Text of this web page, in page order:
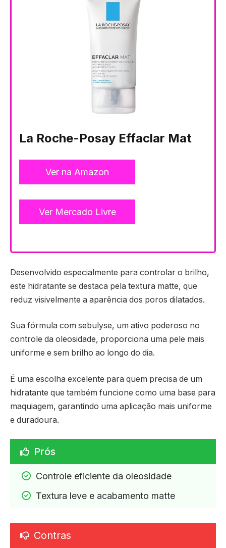
La Roche-Posay Effaclar Mat
Ver na Amazon
Ver Mercado Livre
Desenvolvido especialmente para controlar o brilho,
este hidratante se destaca pela textura matte, que
reduz visivelmente a aparência dos poros dilatados.
Sua fórmula com sebulyse, um ativo poderoso no
controle da oleosidade, proporciona uma pele mais
uniforme e sem brilho ao longo do dia.
É uma escolha excelente para quem precisa de um
hidratante que também funcione como uma base para
maquiagem, garantindo uma aplicação mais uniforme
e duradoura.
Prós
Controle eficiente da oleosidade
Textura leve e acabamento matte
Contras